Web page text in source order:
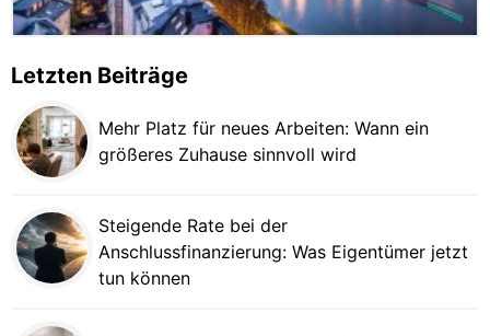
Letzten Beiträge
Mehr Platz für neues Arbeiten: Wann ein
größeres Zuhause sinnvoll wird
Steigende Rate bei der
Anschlussfinanzierung: Was Eigentümer jetzt
tun können